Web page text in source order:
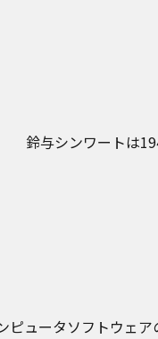
鈴与シンワートは
ピュータソフトウェ